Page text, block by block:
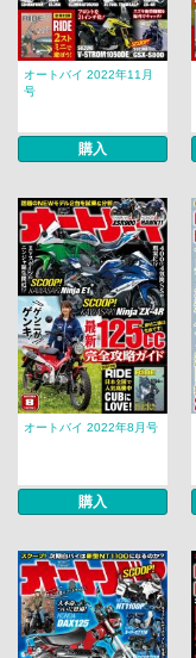
オートバイ 2022年11月
号
購入
オートバイ 2022年8月号
購入